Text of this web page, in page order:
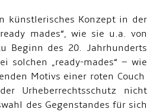
künstlerisches Konzept in der
mades“, wie sie u.a. von
Beginn des 20. Jahrhunderts
solchen „ready-mades“ – wie
Motivs einer roten Couch
Urheberrechtsschutz nicht
des Gegenstandes für sich